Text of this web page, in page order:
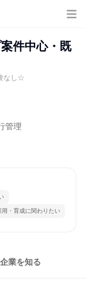
件中心・既
なし☆
管理
用・育成に関わりたい
企業を知る